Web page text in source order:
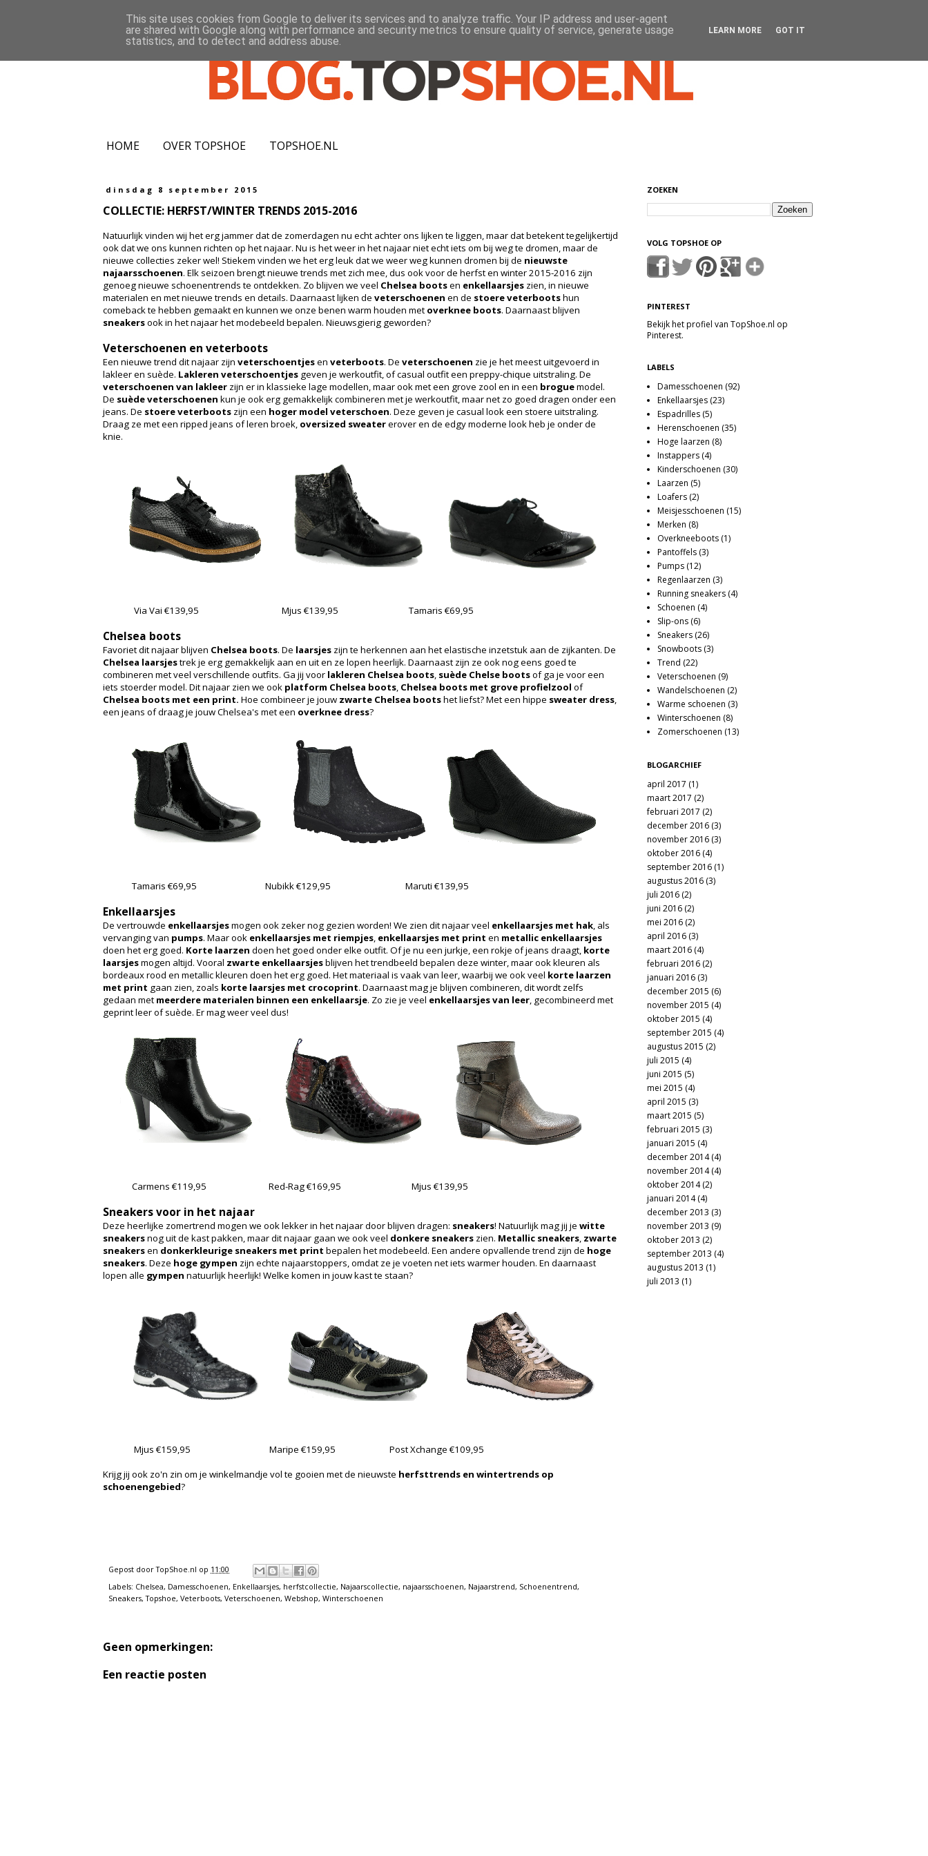
HOME OVER TOPSHOE TOPSHOE.NL
dinsdag 8 september 2015
COLLECTIE: HERFST/WINTER TRENDS 2015-2016
Natuurlijk vinden wij het erg jammer dat de zomerdagen nu echt achter ons lijken te liggen, maar dat betekent tegelijkertijd
ook dat we ons kunnen richten op het najaar. Nu is het weer in het najaar niet echt iets om bij weg te dromen, maar de
nieuwe collecties zeker wel! Stiekem vinden we het erg leuk dat we weer weg kunnen dromen bij de nieuwste
najaarsschoenen. Elk seizoen brengt nieuwe trends met zich mee, dus ook voor de herfst en winter 2015-2016 zijn
genoeg nieuwe schoenentrends te ontdekken. Zo blijven we veel Chelsea bootsen enkellaarsjes zien, in nieuwe
materialen en met nieuwe trends en details. Daarnaast lijken de veterschoenen en de stoere veterbootshun
comeback te hebben gemaakt en kunnen we onze benen warm houden met overknee boots. Daarnaast blijven
sneakersook in het najaar het modebeeld bepalen. Nieuwsgierig geworden?
Veterschoenen en veterboots
Een nieuwe trend dit najaar zijn veterschoentjesen veterboots. De veterschoenen zie je het meest uitgevoerd in
lakleer en suède. Lakleren veterschoentjes geven je werkoutfit, of casual outfit een preppy-chique uitstraling. De
veterschoenen van lakleer zijn er in klassieke lage modellen, maar ook met een grove zool en in een broguemodel.
De suède veterschoenen kun je ook erg gemakkelijk combineren met je werkoutfit, maar net zo goed dragen onder een
jeans. De stoere veterboots zijn een hoger model veterschoen. Deze geven je casual look een stoere uitstraling.
Draag ze met een ripped jeans of leren broek, oversized sweatererover en de edgy moderne look heb je onder de
knie.
Via Vai €139,95 Mjus €139,95 Tamaris €69,95
Chelsea boots
Favoriet dit najaar blijven Chelsea boots. De laarsjes zijn te herkennen aan het elastische inzetstuk aan de zijkanten. De
Chelsea laarsjestrek je erg gemakkelijk aan en uit en ze lopen heerlijk. Daarnaast zijn ze ook nog eens goed te
combineren met veel verschillende outfits. Ga jij voor lakleren Chelsea boots, suède Chelse bootsof ga je voor een
iets stoerder model. Dit najaar zien we ook platform Chelsea boots, Chelsea boots met grove profielzool of
Chelsea boots met een print. Hoe combineer je jouw zwarte Chelsea bootshet liefst? Met een hippe sweater dress,
een jeans of draag je jouw Chelsea's met een overknee dress?
Tamaris €69,95 Nubikk €129,95 Maruti €139,95
Enkellaarsjes
De vertrouwde enkellaarsjesmogen ook zeker nog gezien worden! We zien dit najaar veel enkellaarsjes met hak, als
vervanging van pumps. Maar ook enkellaarsjes met riempjes, enkellaarsjes met print en metallic enkellaarsjes
doen het erg goed. Korte laarzen doen het goed onder elke outfit. Of je nu een jurkje, een rokje of jeans draagt, korte
laarsjesmogen altijd. Vooral zwarte enkellaarsjesblijven het trendbeeld bepalen deze winter, maar ook kleuren als
bordeaux rood en metallic kleuren doen het erg goed. Het materiaal is vaak van leer, waarbij we ook veel korte laarzen
met print gaan zien, zoals korte laarsjes met crocoprint. Daarnaast mag je blijven combineren, dit wordt zelfs
gedaan met meerdere materialen binnen een enkellaarsje. Zo zie je veel enkellaarsjes van leer, gecombineerd met
geprint leer of suède. Er mag weer veel dus!
Carmens €119,95 Red-Rag €169,95 Mjus €139,95
Sneakers voor in het najaar
Deze heerlijke zomertrend mogen we ook lekker in het najaar door blijven dragen: sneakers! Natuurlijk mag jij je witte
sneakersnog uit de kast pakken, maar dit najaar gaan we ook veel donkere sneakers zien. Metallic sneakers, zwarte
sneakersen donkerkleurige sneakers met print bepalen het modebeeld. Een andere opvallende trend zijn de hoge
sneakers. Deze hoge gympen zijn echte najaarstoppers, omdat ze je voeten net iets warmer houden. En daarnaast
lopen alle gympen natuurlijk heerlijk! Welke komen in jouw kast te staan?
Mjus €159,95 Maripe €159,95
Post Xchange €109,95
Krijg jij ook zo'n zin om je winkelmandje vol te gooien met de nieuwste herfsttrends en wintertrends op
schoenengebied?
Gepost doorTopShoe.nl op 11:00
Labels: Chelsea, Damesschoenen, Enkellaarsjes, herfstcollectie, Najaarscollectie, najaarsschoenen, Najaarstrend, Schoenentrend,
Sneakers,Topshoe, Veterboots, Veterschoenen, Webshop, Winterschoenen
Geen opmerkingen:
Een reactie posten
ZOEKEN
VOLG TOPSHOE OP
PINTEREST
Bekijk het profiel van TopShoe.nl op
Pinterest.
LABELS
Damesschoenen (92)
Enkellaarsjes (23)
Espadrilles (5)
Herenschoenen (35)
Hoge laarzen (8)
Instappers (4)
Kinderschoenen (30)
Laarzen (5)
Loafers (2)
Meisjesschoenen (15)
Merken (8)
Overkneeboots (1)
Pantoffels (3)
Pumps (12)
Regenlaarzen (3)
Running sneakers (4)
Schoenen (4)
Slip-ons (6)
Sneakers (26)
Snowboots (3)
Trend (22)
Veterschoenen (9)
Wandelschoenen (2)
Warme schoenen (3)
Winterschoenen (8)
Zomerschoenen (13)
BLOGARCHIEF
april 2017 (1)
maart 2017 (2)
februari 2017 (2)
december 2016 (3)
november 2016 (3)
oktober 2016 (4)
september 2016 (1)
augustus 2016 (3)
juli 2016 (2)
juni 2016 (2)
mei 2016 (2)
april 2016 (3)
maart 2016 (4)
februari 2016 (2)
januari 2016 (3)
december 2015 (6)
november 2015 (4)
oktober 2015 (4)
september 2015 (4)
augustus 2015 (2)
juli 2015 (4)
juni 2015 (5)
mei 2015 (4)
april 2015 (3)
maart 2015 (5)
februari 2015 (3)
januari 2015 (4)
december 2014(4)
november 2014(4)
oktober 2014(2)
januari 2014(4)
december 2013 (3)
november 2013 (9)
oktober 2013 (2)
september 2013 (4)
augustus 2013 (1)
juli 2013 (1)
This site uses cookies from Google to deliver its services and to analyze traffic. Your IP address and user-agent
are shared with Google along with performance and security metrics to ensure quality of service, generate usage
statistics, and to detect and address abuse.
LEARN MORE GOT IT